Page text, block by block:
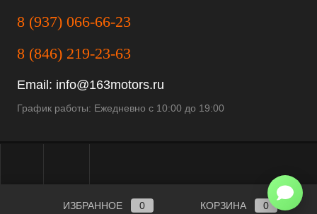
8 (937) 066-66-23
8 (846) 219-23-63
Email: info@163motors.ru
График работы: Ежедневно с 10:00 до 19:00
ИЗБРАННОЕ 0 КОРЗИНА 0